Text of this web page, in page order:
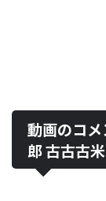
動画のコ
郎 古古古